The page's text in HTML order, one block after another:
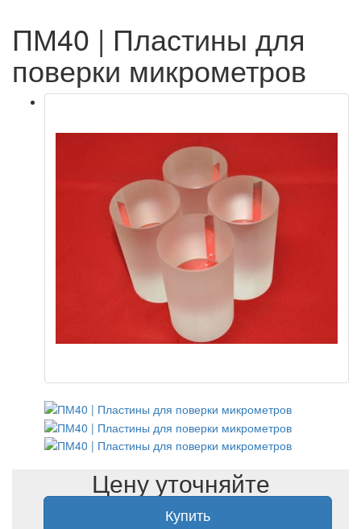
ПМ40 | Пластины для
поверки микрометров
Цену уточняйте
Купить